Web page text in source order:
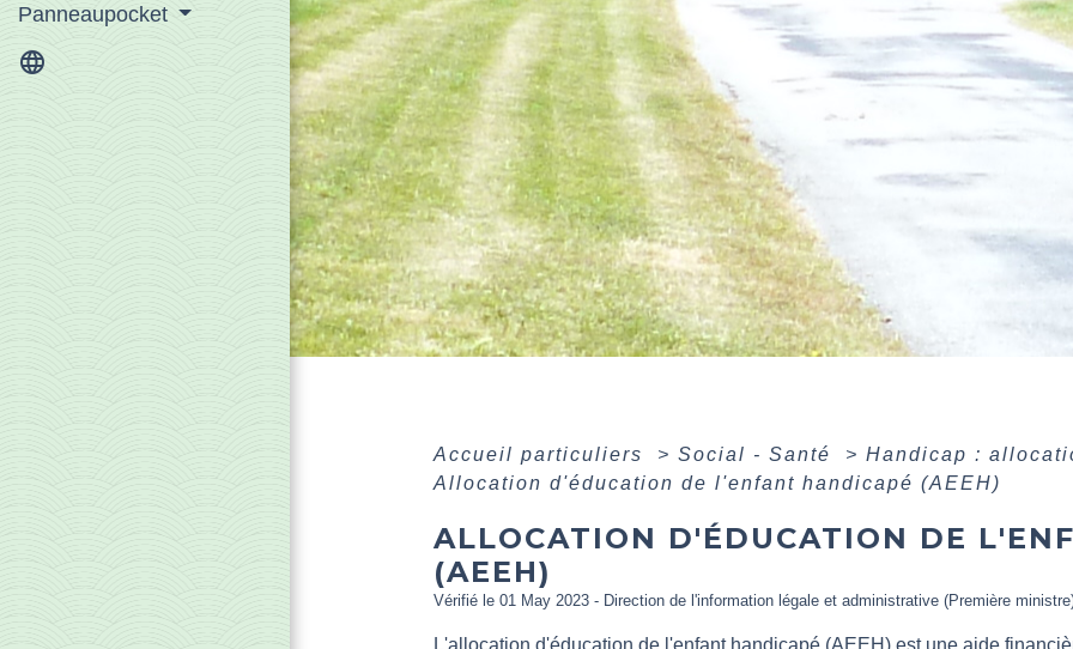
Panneaupocket
language
Accueil particuliers > Social - Santé > Handicap :
Allocation d'éducation de l'enfant handicapé (AEEH)
ALLOCATION D'ÉDUCATION DE
(AEEH)
Vérifié le 01 May 2023 - Direction de l'information légale et administrative (Première
L'allocation d'éducation de l'enfant handicapé (AEEH) est une aide